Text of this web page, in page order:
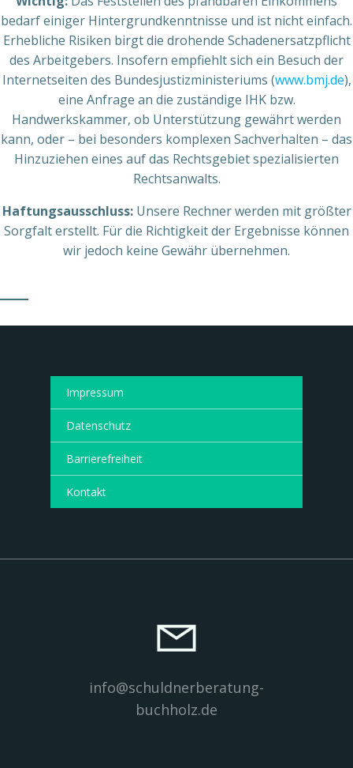
bedarf einiger Hintergrundkenntnisse und ist nicht einfach.
Erhebliche Risiken birgt die drohende Schadenersatzpflicht
des Arbeitgebers. Insofern empfiehlt sich ein Besuch der
Internetseiten des Bundesjustizministeriums (www.bmj.de),
eine Anfrage an die zuständige IHK bzw.
Handwerkskammer, ob Unterstützung gewährt werden
kann, oder – bei besonders komplexen Sachverhalten – das
Hinzuziehen eines auf das Rechtsgebiet spezialisierten
Rechtsanwalts.
Haftungsausschluss:Unsere Rechner werden mit größter
Sorgfalt erstellt. Für die Richtigkeit der Ergebnisse können
wir jedoch keine Gewähr übernehmen.
Impressum
Datenschutz
Barrierefreiheit
Kontakt
info@schuldnerberatung-
buchholz.de